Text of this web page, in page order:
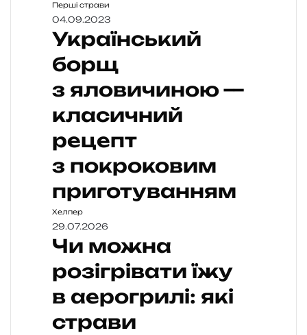
Перші страви
04.09.2023
Український
борщ
з яловичиною —
класичний
рецепт
з покроковим
приготуванням
Хелпер
29.07.2026
Чи можна
розігрівати їжу
в аерогрилі: які
страви